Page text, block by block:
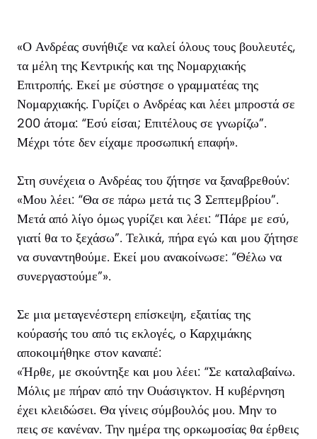
«Ο Ανδρέας συνήθιζε να καλεί όλους τους βουλευτές,
τα μέλη της Κεντρικής και της Νομαρχιακής
Επιτροπής. Εκεί με σύστησε ο γραμματέας της
Νομαρχιακής. Γυρίζει ο Ανδρέας και λέει μπροστά σε
200 άτομα: “Εσύ είσαι; Επιτέλους σε γνωρίζω”.
Μέχρι τότε δεν είχαμε προσωπική επαφή».
Στη συνέχεια ο Ανδρέας του ζήτησε να ξαναβρεθούν:
«Μου λέει: “Θα σε πάρω μετά τις 3 Σεπτεμβρίου”.
Μετά από λίγο όμως γυρίζει και λέει: “Πάρε με εσύ,
γιατί θα το ξεχάσω”. Τελικά, πήρα εγώ και μου ζήτησε
να συναντηθούμε. Εκεί μου ανακοίνωσε: “Θέλω να
συνεργαστούμε”».
Σε μια μεταγενέστερη επίσκεψη, εξαιτίας της
κούρασής του από τις εκλογές, ο Καρχιμάκης
αποκοιμήθηκε στον καναπέ:
«Ήρθε, με σκούντηξε και μου λέει: “Σε καταλαβαίνω.
Μόλις με πήραν από την Ουάσιγκτον. Η κυβέρνηση
έχει κλειδώσει. Θα γίνεις σύμβουλός μου. Μην το
πεις σε κανέναν. Την ημέρα της ορκωμοσίας θα έρθεις